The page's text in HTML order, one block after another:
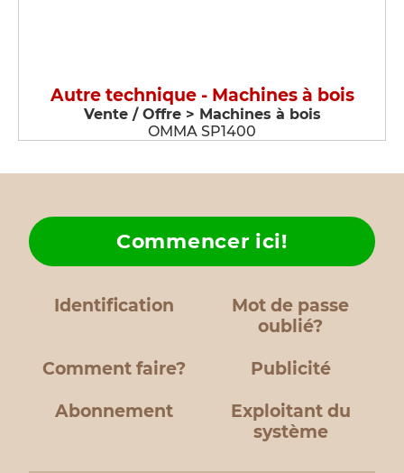
Autre technique - Machines à bois
Vente / Offre > Machines à bois
OMMA SP1400
Identification
Mot de passe
oublié?
Comment faire?
Commencer ici!
Publicité
Abonnement
Exploitant du
système